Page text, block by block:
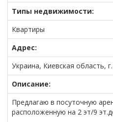
Типы недвижимости:
Квартиры
Адрес:
Украина, Киевская область,
Описание:
Предлагаю в посуточную
расположенную на 2 эт/9